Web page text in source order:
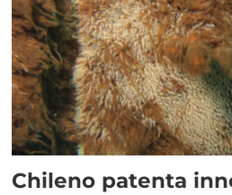
Chileno patenta